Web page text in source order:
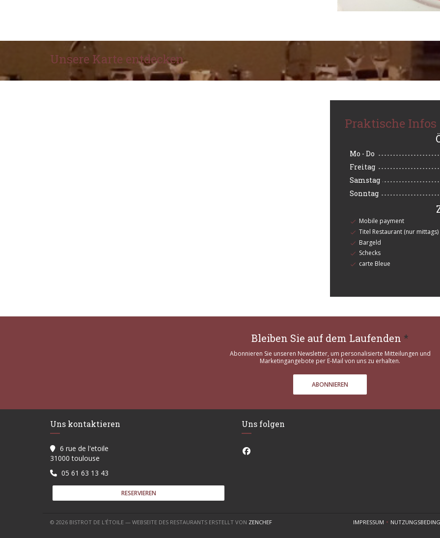
Unsere Karte entdecken
Praktische Infos
Mo - Do
Freitag
Samstag
Sonntag
Mobile payment
Titel Restaurant (nur mittags)
Bargeld
Schecks
carte Bleue
Bleiben Sie auf dem Laufenden *
Abonnieren Sie unseren Newsletter, um personalisierte Mitteilungen und
Marketingangebote per E-Mail von uns zu erhalten.
ABONNIEREN
Uns kontaktieren
6 rue de l'etoile
31000 toulouse
05 61 63 13 43
RESERVIEREN
Uns folgen
Facebook ((öffnet ein neues Fenster))
© 2026 BISTROT DE L'ÉTOILE — WEBSEITE DES RESTAURANTS ERSTELLT VON ZENCHEF((ÖFFNET EIN NEUES FENSTER)) IMPRESSUM((ÖFFNET EIN NEUES